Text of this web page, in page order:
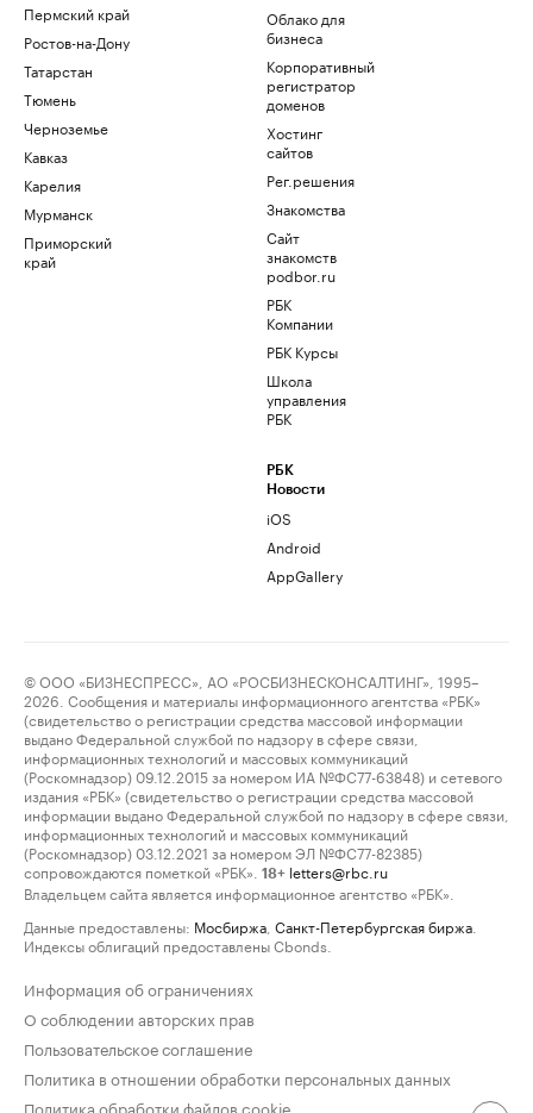
Пермский край
Ростов-на-Дону
Татарстан
Тюмень
Черноземье
Кавказ
Карелия
Мурманск
Приморский
край
Облако для
бизнеса
Корпоративный
регистратор
доменов
Хостинг
сайтов
Рег.решения
Знакомства
Сайт
знакомств
podbor.ru
РБК
Компании
РБК Курсы
Школа
управления
РБК
РБК
Новости
iOS
Android
AppGallery
© ООО «БИЗНЕСПРЕСС», АО «РОСБИЗНЕСКОНСАЛТИНГ», 1995–
2026. Сообщения и материалы информационного агентства «РБК»
(свидетельство о регистрации средства массовой информации
выдано Федеральной службой по надзору в сфере связи,
информационных технологий и массовых коммуникаций
(Роскомнадзор) 09.12.2015 за номером ИА №ФС77-63848) и сетевого
издания «РБК» (свидетельство о регистрации средства массовой
информации выдано Федеральной службой по надзору в сфере связи,
информационных технологий и массовых коммуникаций
(Роскомнадзор) 03.12.2021 за номером ЭЛ №ФС77-82385)
сопровождаются пометкой «РБК».
18+ letters@rbc.ru
Владельцем сайта является информационное агентство «РБК».
Данные предоставлены: Мосбиржа Санкт-Петербургская биржа
Индексы облигаций предоставлены Cbonds.
Информация об ограничениях
О соблюдении авторских прав
Пользовательское соглашение
Политика в отношении обработки персональных данных
Политика обработки файлов cookie